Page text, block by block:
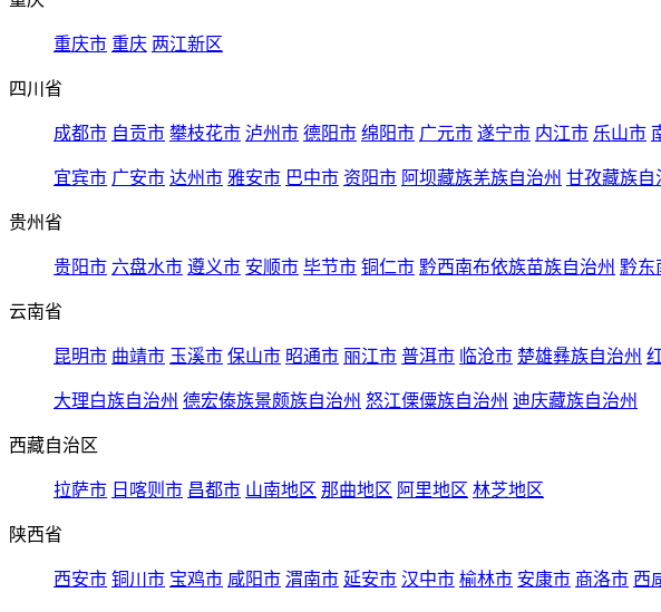
重庆市 重庆 两江新区
四川省
成都市 自贡市 攀枝花市 泸州市 德阳市 绵阳市 广元市 遂宁市 内江市 乐山市
宜宾市 广安市 达州市 雅安市 巴中市 资阳市 阿坝藏族羌族自治州 甘孜藏族自
贵州省
贵阳市 六盘水市 遵义市 安顺市 毕节市 铜仁市 黔西南布依族苗族自治州 黔东
云南省
昆明市 曲靖市 玉溪市 保山市 昭通市 丽江市 普洱市 临沧市 楚雄彝族自治州
大理白族自治州 德宏傣族景颇族自治州 怒江傈僳族自治州 迪庆藏族自治州
西藏自治区
拉萨市 日喀则市 昌都市 山南地区 那曲地区 阿里地区 林芝地区
陕西省
西安市 铜川市 宝鸡市 咸阳市 渭南市 延安市 汉中市 榆林市 安康市 商洛市 西